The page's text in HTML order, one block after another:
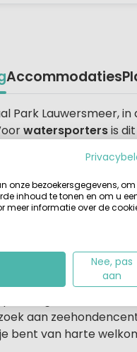
Accommodaties
Park Lauwersmeer,
watersportersis
niet in te
een geweldige plek
heb je
in de omgeving:
een zonnige dag
Suyderoogh valt
Anjum,
prachtige natuur in
aan
bent van harte
onze bezoekersgegevens, om
inhoud te tonen en om u
meer informatie over de
Nee, pas
aan